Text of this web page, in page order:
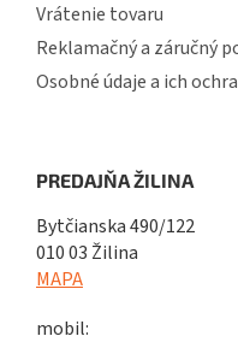
Vrátenie tovaru
Reklamačný a záručný
Osobné údaje a ich
PREDAJŇA ŽILINA
Bytčianska 490/122
010 03 Žilina
MAPA
mobil: